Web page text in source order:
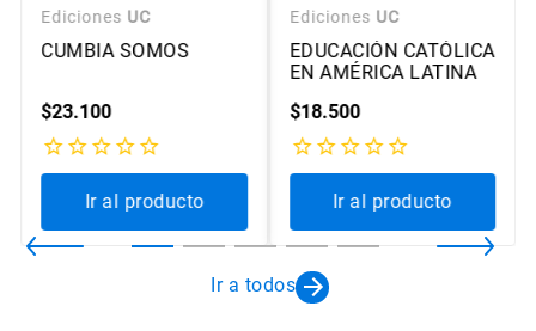
Ir a todos
Ediciones UC
CUMBIA SOMOS
$23.100
Ir al producto
Ediciones UC
EDUCACIÓN CATÓLICA
EN AMÉRICA LATINA
$18.500
Ir al producto